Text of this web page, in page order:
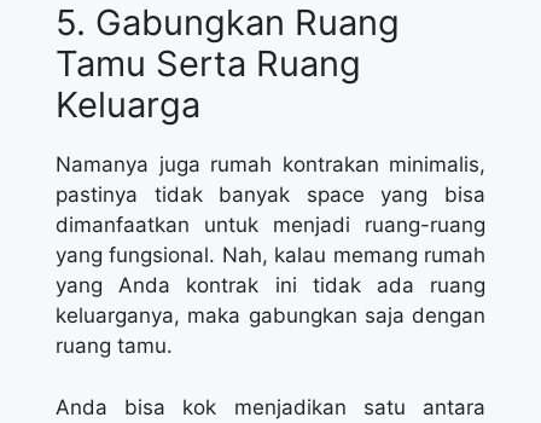
5. Gabungkan Ruang
Tamu Serta Ruang
Keluarga
Namanya juga rumah kontrakan minimalis,
pastinya tidak banyak space yang bisa
dimanfaatkan untuk menjadi ruang-ruang
yang fungsional. Nah, kalau memang rumah
yang Anda kontrak ini tidak ada ruang
keluarganya, maka gabungkan saja dengan
ruang tamu.
Anda bisa kok menjadikan satu antara